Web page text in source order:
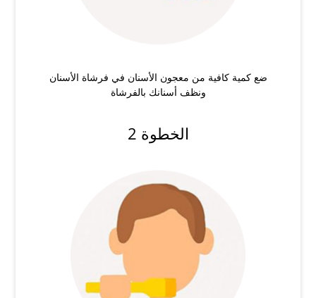
ضع كمية كافية من معجون الأسنان في فرشاة الأسنان
ونظف أسنانك بالفرشاة
الخطوة 2